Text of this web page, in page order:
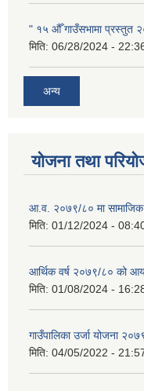
" १५ औँ गाउँसभामा प्रस्तुत
मिति: 06/28/2024 -
अन्य
योजना तथा
आ.व. २०७९/८० मा सामाजिक
मिति: 01/12/2024 -
आर्थिक वर्ष २०७९/८० को
मिति: 01/08/2024 -
गाउँपालिका उर्जा योजना
मिति: 04/05/2022 -